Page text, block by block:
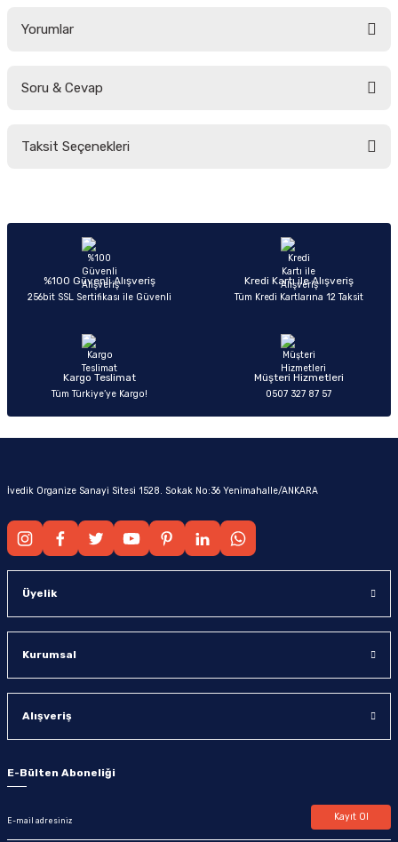
Yorumlar
Soru & Cevap
Taksit Seçenekleri
%100 Güvenli Alışveriş
256bit SSL Sertifikası ile Güvenli
Kredi Kartı ile Alışveriş
Tüm Kredi Kartlarına 12 Taksit
Kargo Teslimat
Tüm Türkiye’ye Kargo!
Müşteri Hizmetleri
0507 327 87 57
İvedik Organize Sanayi Sitesi 1528. Sokak No:36 Yenimahalle/ANKARA
Üyelik
Kurumsal
Alışveriş
E-Bülten Aboneliği
Kayıt Ol